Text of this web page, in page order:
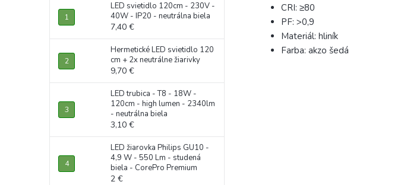
LED svietidlo 120cm - 230V -
40W - IP20 - neutrálna biela
7,40 €
Hermetické LED svietidlo 120
cm + 2x neutrálne žiarivky
9,70 €
LED trubica - T8 - 18W -
120cm - high lumen - 2340lm
- neutrálna biela
3,10 €
LED žiarovka Philips GU10 -
4,9 W - 550 Lm - studená
biela - CorePro Premium
2 €
CRI: ≥80
PF: >0,9
Materiál: hliník
Farba: akzo šedá